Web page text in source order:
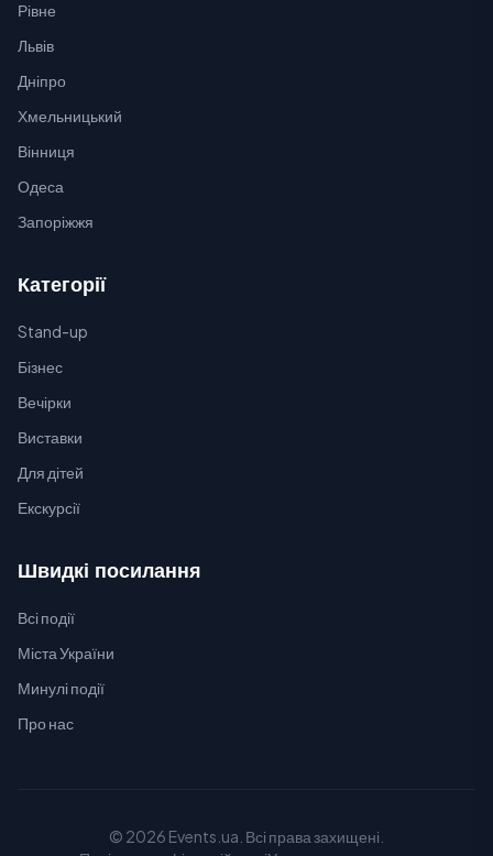
Рівне
Львів
Дніпро
Хмельницький
Вінниця
Одеса
Запоріжжя
Категорії
Stand-up
Бізнес
Вечірки
Виставки
Для дітей
Екскурсії
Швидкі посилання
Всі події
Міста України
Минулі події
Про нас
© 2026 Events.ua. Всі права захищені.